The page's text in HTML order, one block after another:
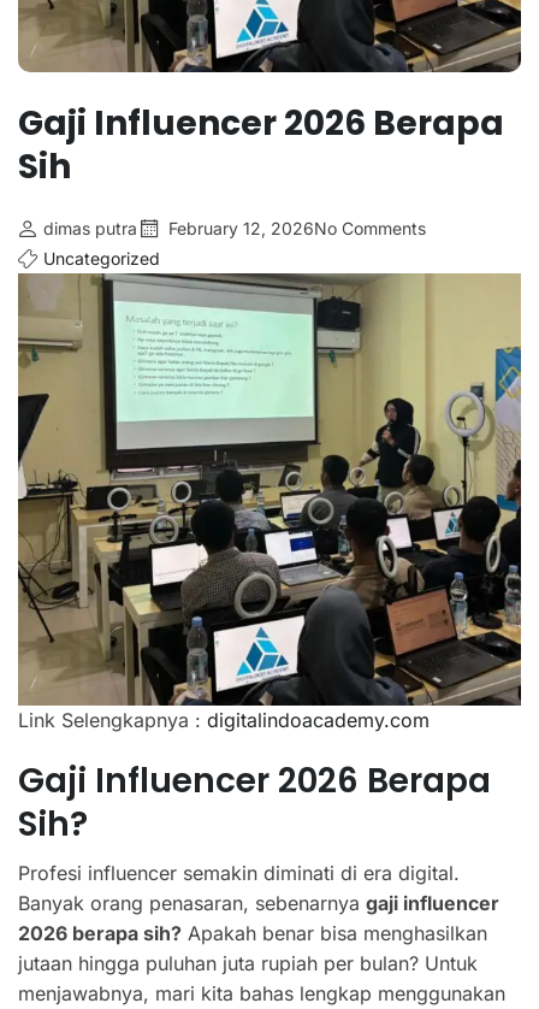
Gaji Influencer 2026 Berapa
Sih
dimas putra February 12, 2026No Comments
Uncategorized
Link Selengkapnya : digitalindoacademy.com
Gaji Influencer 2026 Berapa
Sih?
Profesi influencer semakin diminati di era digital.
Banyak orang penasaran, sebenarnya gaji influencer
2026 berapa sih? Apakah benar bisa menghasilkan
jutaan hingga puluhan juta rupiah per bulan? Untuk
menjawabnya, mari kita bahas lengkap menggunakan